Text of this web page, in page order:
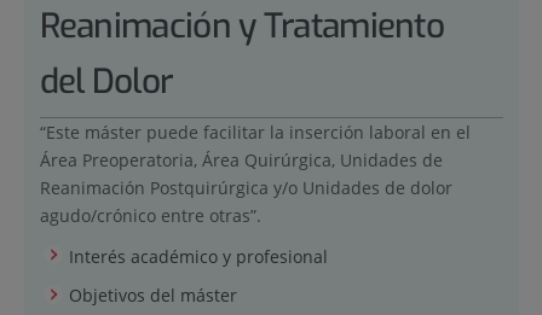
Reanimación y Tratamiento
del Dolor
“Este máster puede facilitar la inserción laboral en el
Área Preoperatoria, Área Quirúrgica, Unidades de
Reanimación Postquirúrgica y/o Unidades de dolor
agudo/crónico entre otras”.
Interés académico y profesional
Objetivos del máster